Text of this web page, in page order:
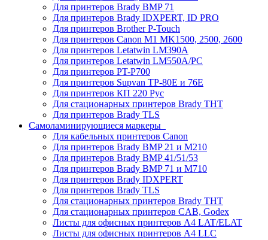
Для принтеров Brady BMP 71
Для принтеров Brady IDXPERT, ID PRO
Для принтеров Brother P-Touch
Для принтеров Canon M1 MK1500, 2500, 2600
Для принтеров Letatwin LM390A
Для принтеров Letatwin LM550A/PC
Для принтеров PT-P700
Для принтеров Supvan TP-80E и 76E
Для принтеров КП 220 Рус
Для стационарных принтеров Brady THT
Для принтеров Brady TLS
Самоламинирующиеся маркеры
Для кабельных принтеров Canon
Для принтеров Brady BMP 21 и M210
Для принтеров Brady BMP 41/51/53
Для принтеров Brady BMP 71 и M710
Для принтеров Brady IDXPERT
Для принтеров Brady TLS
Для стационарных принтеров Brady THT
Для стационарных принтеров CAB, Godex
Листы для офисных принтеров А4 LAT/ELAT
Листы для офисных принтеров А4 LLC